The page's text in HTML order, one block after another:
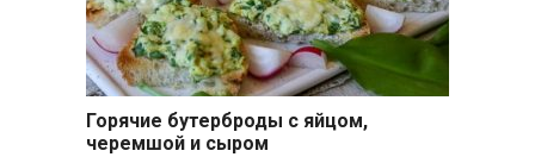
Горячие бутерброды с яйцом,
черемшой и сыром